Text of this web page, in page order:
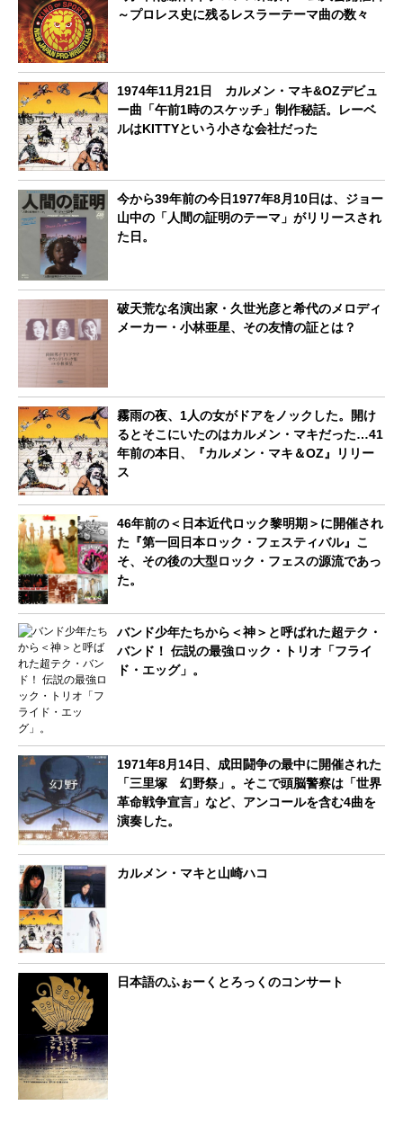
～プロレス史に残るレスラーテーマ曲の数々
1974年11月21日 カルメン・マキ&OZデビュ
ー曲「午前1時のスケッチ」制作秘話。レーベ
ルはKITTYという小さな会社だった
今から39年前の今日1977年8月10日は、ジョー
山中の「人間の証明のテーマ」がリリースされ
た日。
破天荒な名演出家・久世光彦と希代のメロディ
メーカー・小林亜星、その友情の証とは？
霧雨の夜、1人の女がドアをノックした。開け
るとそこにいたのはカルメン・マキだった…41
年前の本日、『カルメン・マキ＆OZ』リリー
ス
46年前の＜日本近代ロック黎明期＞に開催され
た『第一回日本ロック・フェスティバル』こ
そ、その後の大型ロック・フェスの源流であっ
た。
バンド少年たちから＜神＞と呼ばれた超テク・
バンド！ 伝説の最強ロック・トリオ「フライ
ド・エッグ」。
1971年8月14日、成田闘争の最中に開催された
「三里塚 幻野祭」。そこで頭脳警察は「世界
革命戦争宣言」など、アンコールを含む4曲を
演奏した。
カルメン・マキと山崎ハコ
日本語のふぉーくとろっくのコンサート